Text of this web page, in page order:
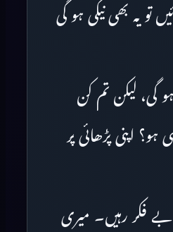
یہ بھی نیکی ہو گی
ہو گی، لیکن تم کن
اپنی پڑھائی پر
بے فکر رہیں۔ میری